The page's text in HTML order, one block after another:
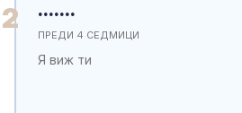
2 .......
ПРЕДИ 4 СЕДМИЦИ
Я виж ти